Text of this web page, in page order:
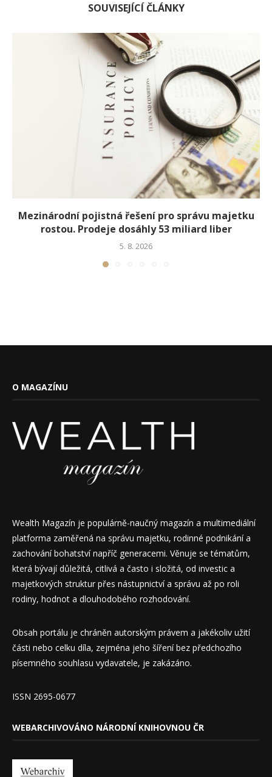
SOUVISEJÍCÍ ČLÁNKY
Mezinárodní pojistná řešení pro správu majetku
rostou. Prodeje dosáhly 53 miliard liber
5. 8. 2026
O MAGAZÍNU
Wealth Magazín je populárně-naučný magazín a multimediální
platforma zaměřená na správu majetku, rodinné podnikání a
zachování bohatství napříč generacemi. Věnuje se tématům,
která bývají důležitá, citlivá a často i složitá, od investic a
majetkových struktur přes nástupnictví a správu až po roli
rodiny, hodnot a dlouhodobého rozhodování.
Obsah portálu je chráněn autorským právem a jakékoliv užití
části nebo celku díla, zejména jeho šíření bez předchozího
písemného souhlasu vydavatele, je zakázáno.
ISSN 2695-0677
WEBARCHIVOVÁNO NÁRODNÍ KNIHOVNOU ČR